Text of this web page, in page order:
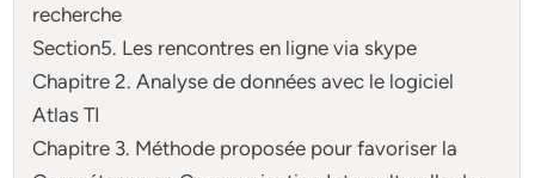
recherche
Section5. Les rencontres en ligne via skype
Chapitre 2. Analyse de données avec le logiciel
Atlas TI
Chapitre 3. Méthode proposée pour favoriser la